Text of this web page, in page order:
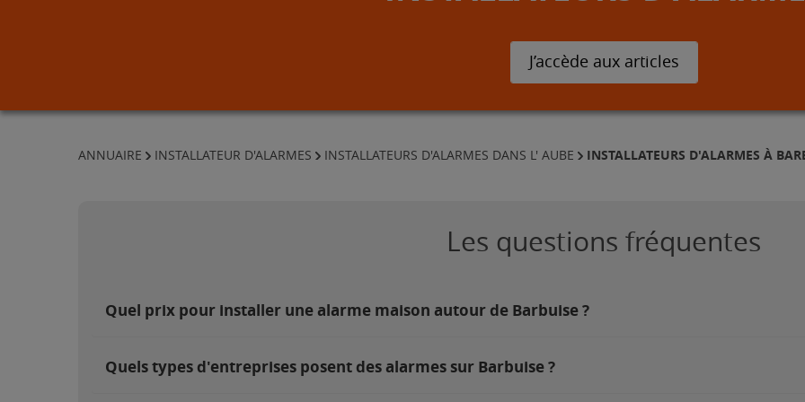
J’accède aux articles
ANNUAIRE INSTALLATEUR D'ALARMES INSTALLATEURS D'ALARMES DANS L' AUBE INSTALLATEURS D'ALARMES À
Les questions fréquentes
Quel prix pour installer une alarme maison autour de Barbuise ?
Quels types d'entreprises posent des alarmes sur Barbuise ?